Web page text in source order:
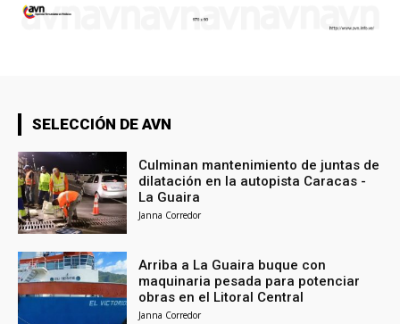
SELECCIÓN DE AVN
Culminan mantenimiento de juntas de
dilatación en la autopista Caracas -
La Guaira
Janna Corredor
Arriba a La Guaira buque con
maquinaria pesada para potenciar
obras en el Litoral Central
Janna Corredor